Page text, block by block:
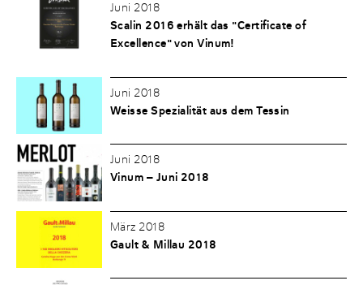
Juni 2018
Scalin 2016 erhält das "Certificate of
Excellence" von Vinum!
Juni 2018
Weisse Spezialität aus dem Tessin
Juni 2018
Vinum – Juni 2018
März 2018
Gault & Millau 2018